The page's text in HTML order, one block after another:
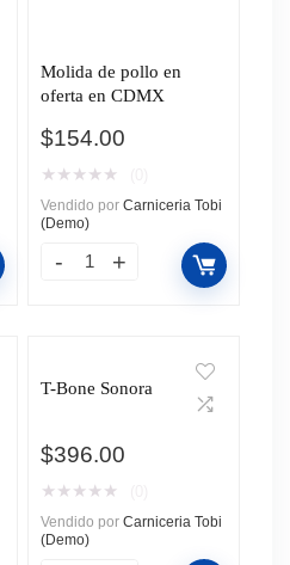
Molida de pollo en
oferta en CDMX
$154.00
★ ★ ★ ★ ★
Vendido por Carniceria Tobi
(Demo)
T-Bone Sonora
$396.00
★ ★ ★ ★ ★
Vendido por Carniceria Tobi
(Demo)